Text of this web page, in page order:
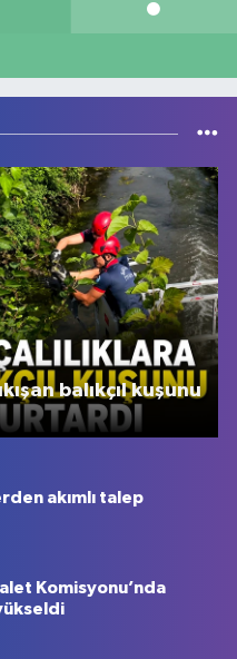
balıkçıl kuşunu
akımlı talep
Komisyonu’nda